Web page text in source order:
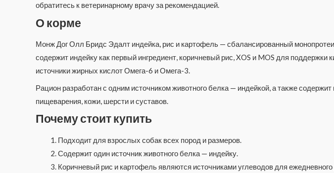
обратитесь к ветеринарному врачу за рекомендацией.
О корме
Монж Дог Олл Бридс Эдалт индейка, рис и картофель — сбалансированный
содержит индейку как первый ингредиент, коричневый рис, XOS и MOS для
источники жирных кислот Омега-6 и Омега-3.
Рацион разработан с одним источником животного белка — индейкой, а также
пищеварения, кожи, шерсти и суставов.
Почему стоит купить
Подходит для взрослых собак всех пород и размеров.
Содержит один источник животного белка — индейку.
Коричневый рис и картофель являются источниками углеводов для